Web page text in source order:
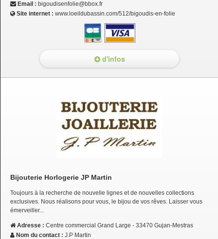
Email : bigoudisenfolie@bbox.fr
Site internet : www.loeildubassin.com/512/bigoudis-en-folie
d'infos
Bijouterie Horlogerie JP Martin
Toujours à la recherche de nouvelle lignes et de nouvelles collections
exclusives. Nous réalisons pour vous, le bijou de vos rêves. Laisser vous
émerveiller...
Adresse : Centre commercial Grand Large - 33470 Gujan-Mestras
Nom du contact : J.P Martin